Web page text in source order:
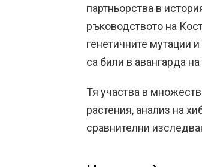
партньорства в
ръководството на
генетичните мутации
са били в авангарда
Тя участва в
растения, анализ на
сравнителни